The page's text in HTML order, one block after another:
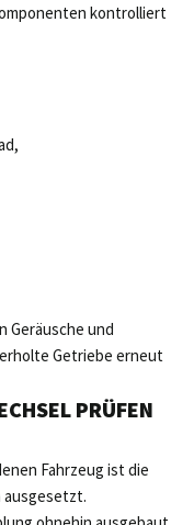
kontrolliert
Geräusche und
Getriebe erneut
PRÜFEN
Fahrzeug ist die
ausgesetzt.